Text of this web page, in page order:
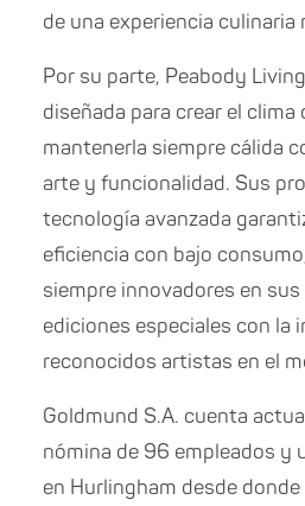
de una experiencia culinaria
Por su parte, Peabody
diseñada para crear el clima
mantenerla siempre cálida
arte y funcionalidad. Sus
tecnología avanzada
eficiencia con bajo
siempre innovadores en
ediciones especiales con la
reconocidos artistas en el
Goldmund S.A. cuenta
nómina de 96 empleados y
en Hurlingham desde